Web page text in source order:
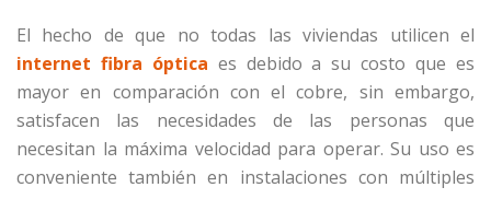
El hecho de que no todas las viviendas utilicen el
internet fibra óptica es debido a su costo que es
mayor en comparación con el cobre, sin embargo,
satisfacen las necesidades de las personas que
necesitan la máxima velocidad para operar. Su uso es
conveniente también en instalaciones con múltiples